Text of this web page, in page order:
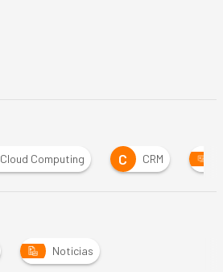
Cloud Computing C CRM
Noticias